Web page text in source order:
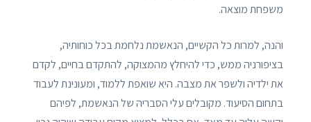
משפחת מוצאה.
והנה, למרות כל הקשיים, הנאשמת נלחמת בכל כוחותיה,
בציפורניה ממש, כדי להיחלץ מהמצוקה, להתקדם בחיים, לקדם
את ילדיה ולשפר את מצבה. היא שואפת ללמוד, ומעונינת לעבוד
בתחום הסיעוד. מקובלים עלי הסבריה של הנאשמת, לפיהם